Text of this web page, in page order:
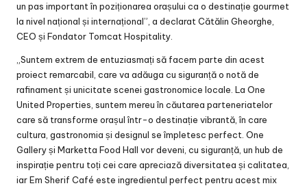
un pas important în poziționarea orașului ca o destinație gourmet
la nivel național și internațional”, a declarat Cătălin Gheorghe,
CEO și Fondator Tomcat Hospitality.
„Suntem extrem de entuziasmați să facem parte din acest
proiect remarcabil, care va adăuga cu siguranță o notă de
rafinament și unicitate scenei gastronomice locale. La One
United Properties, suntem mereu în căutarea parteneriatelor
care să transforme orașul într-o destinație vibrantă, în care
cultura, gastronomia și designul se împletesc perfect. One
Gallery și Marketta Food Hall vor deveni, cu siguranță, un hub de
inspirație pentru toți cei care apreciază diversitatea și calitatea,
iar Em Sherif Café este ingredientul perfect pentru acest mix